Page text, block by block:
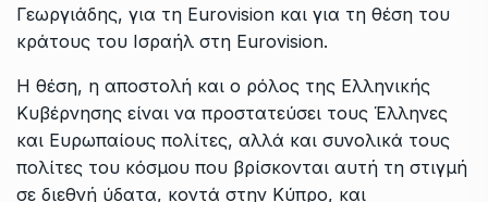
Γεωργιάδης, για τη Eurovision και για τη θέση του
κράτους του Ισραήλ στη Eurovision.
Η θέση, η αποστολή και ο ρόλος της Ελληνικής
Κυβέρνησης είναι να προστατεύσει τους Έλληνες
και Ευρωπαίους πολίτες, αλλά και συνολικά τους
πολίτες του κόσμου που βρίσκονται αυτή τη στιγμή
σε διεθνή ύδατα, κοντά στην Κύπρο, και